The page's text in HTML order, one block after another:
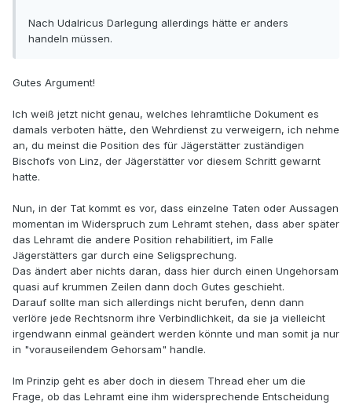
Nach Udalricus Darlegung allerdings hätte er anders
handeln müssen.
Gutes Argument!
Ich weiß jetzt nicht genau, welches lehramtliche Dokument es
damals verboten hätte, den Wehrdienst zu verweigern, ich nehme
an, du meinst die Position des für Jägerstätter zuständigen
Bischofs von Linz, der Jägerstätter vor diesem Schritt gewarnt
hatte.
Nun, in der Tat kommt es vor, dass einzelne Taten oder Aussagen
momentan im Widerspruch zum Lehramt stehen, dass aber später
das Lehramt die andere Position rehabilitiert, im Falle
Jägerstätters gar durch eine Seligsprechung.
Das ändert aber nichts daran, dass hier durch einen Ungehorsam
quasi auf krummen Zeilen dann doch Gutes geschieht.
Darauf sollte man sich allerdings nicht berufen, denn dann
verlöre jede Rechtsnorm ihre Verbindlichkeit, da sie ja vielleicht
irgendwann einmal geändert werden könnte und man somit ja nur
in "vorauseilendem Gehorsam" handle.
Im Prinzip geht es aber doch in diesem Thread eher um die
Frage, ob das Lehramt eine ihm widersprechende Entscheidung